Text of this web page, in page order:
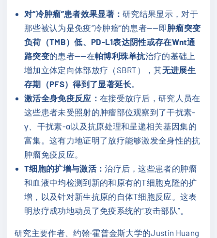
对“冷肿瘤”患者效果显著：研究结果显示，对于
那些被认为是免疫“冷肿瘤”的患者——即 肿瘤突变
负荷（TMB）低、PD-L1表达阴性或存在Wnt通
路突变的患者——在帕博利珠单抗治疗的基础上
增加立体定向体部放疗（SBRT），其无进展生
存期（PFS）得到了显著延长
激活全身免疫反应： 在接受放疗后，研究人员在
这些患者未受照射的肿瘤部位观察到了干扰素-
γ、干扰素-α以及抗原处理和呈递相关基因集的
富集。这有力地证明了放疗能够激发全身性的抗
肿瘤免疫反应。
T细胞的扩增与激活：治疗后，这些患者的肿瘤
和血液中均检测到新的和原有的T细胞克隆的扩
增，以及针对新生抗原的自体T细胞反应。这表
明放疗成功地动员了免疫系统的“攻击部队”。
研究主要作者、约翰·霍普金斯大学的Justin Huang